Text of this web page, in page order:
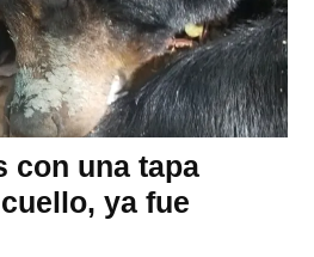
con una tapa
ya fue